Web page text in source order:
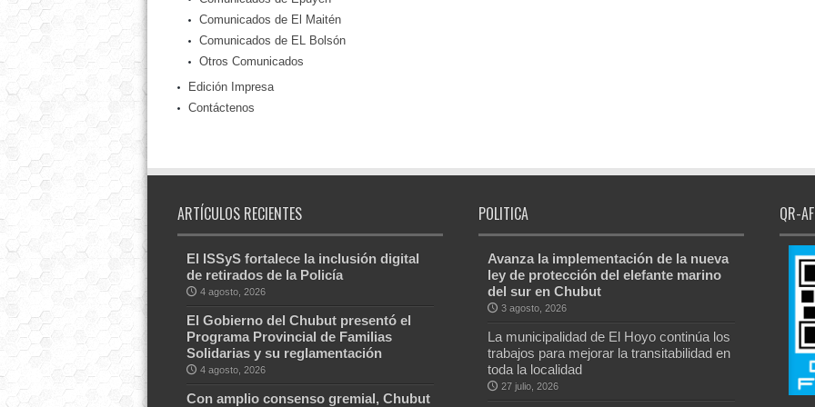
Comunicados de El Maitén
Comunicados de EL Bolsón
Otros Comunicados
Edición Impresa
Contáctenos
ARTÍCULOS RECIENTES
El ISSyS fortalece la inclusión digital
de retirados de la Policía
4 agosto, 2026
El Gobierno del Chubut presentó el
Programa Provincial de Familias
Solidarias y su reglamentación
4 agosto, 2026
Con amplio consenso gremial, Chubut
POLITICA
Avanza la implementación de la nueva
ley de protección del elefante marino
del sur en Chubut
3 agosto, 2026
La municipalidad de El Hoyo continúa los
trabajos para mejorar la transitabilidad en
toda la localidad
27 julio, 2026
QR-